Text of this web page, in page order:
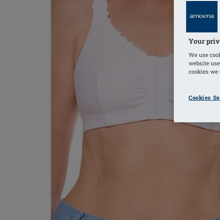
Your
We use
website
cookies we
Cookies